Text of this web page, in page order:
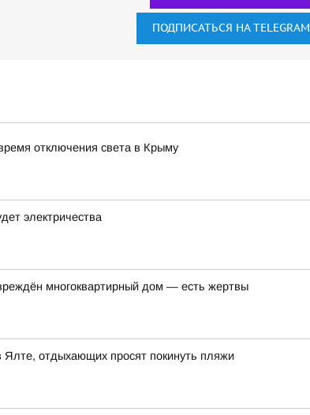
ПОДПИСАТЬСЯ НА TELEGRAM
отключения света в Крыму
электричества
многоквартирный дом — есть жертвы
Ялте, отдыхающих просят покинуть пляжи